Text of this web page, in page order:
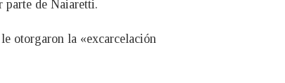
parte de Naiaretti.
otorgaron la «excarcelación